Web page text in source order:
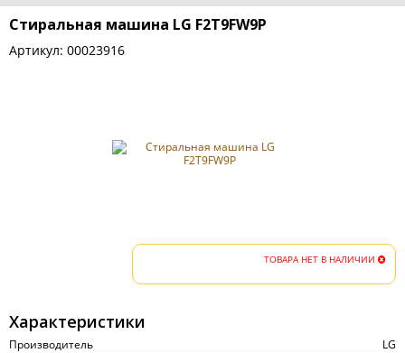
Стиральная машина LG F2T9FW9P
Артикул: 00023916
ТОВАРА НЕТ В НАЛИЧИИ
Характеристики
Производитель
LG